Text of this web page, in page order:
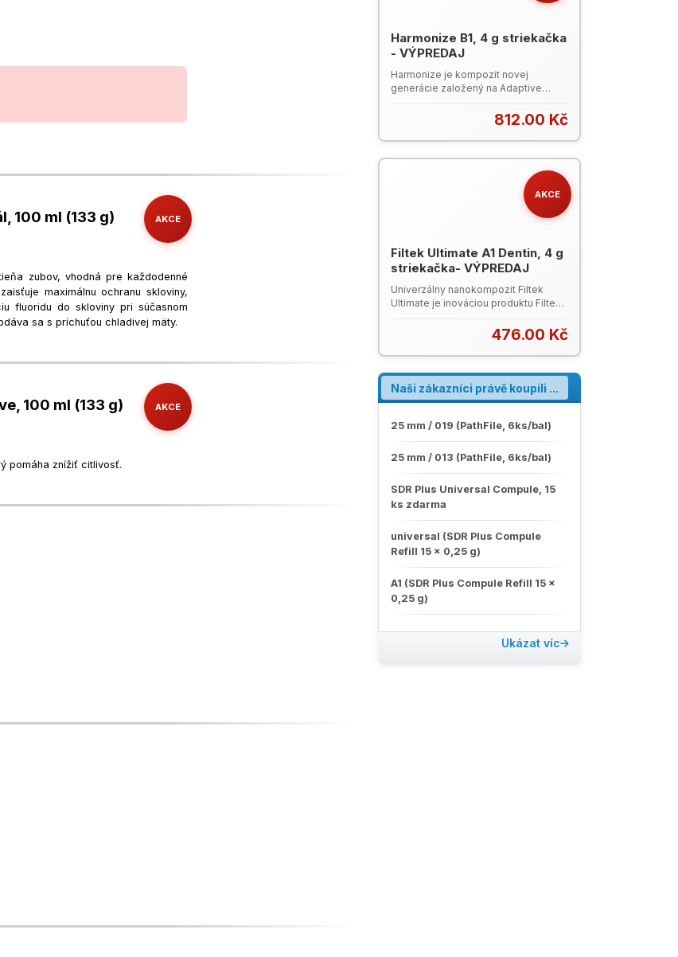
100 ml (133 g)
AKCE
zubov, vhodná pre každodenné
maximálnu ochranu skloviny,
fluoridu do skloviny pri súčasnom
sa s príchuťou chladivej mäty.
100 ml (133 g)
AKCE
pomáha znížiť citlivosť.
Harmonize B1, 4 g striekačka
- VÝPREDAJ
Harmonize je kompozit novej
generácie založený na Adaptive
Reakčná technológia), ide o štruktúru
nanočastíc v plnive, ktoré umožňujú
dosiahnutie prirodzenej estetiky
kompozitných výplní jednoduchšie
umožňuje lepšie spojenie s okolitým
štrukturálnej integrite sa budú výplne
vyznačovať výnimočnou pevnosťou a
812.00 Kč
AKCE
Filtek Ultimate A1 Dentin, 4 g
striekačka- VÝPREDAJ
Univerzálny nanokompozit Filtek
Ultimate je inováciou produktu Filtek
leštiteľnosťou a následným
zachovaním dlhodobého lesku a
fluorescencie, je nelepivý a ľahko
tvarovateľný s mimoriadnou
pevnosťou v anteriornom i
posteriornom úseku. Produktový
katalog 3M ESPE (PDF, 8 MB)
476.00 Kč
Naši zákazníci právě koupili ...
25 mm / 019 (PathFile, 6ks/bal)
25 mm / 013 (PathFile, 6ks/bal)
SDR Plus Universal Compule, 15
ks zdarma
universal (SDR Plus Compule
Refill 15 x 0,25 g)
A1 (SDR Plus Compule Refill 15 x
0,25 g)
Ukázat víc